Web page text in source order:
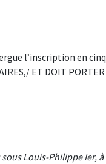
l’inscription en cinq
ET DOIT PORTER
Louis-Philippe Ier, à